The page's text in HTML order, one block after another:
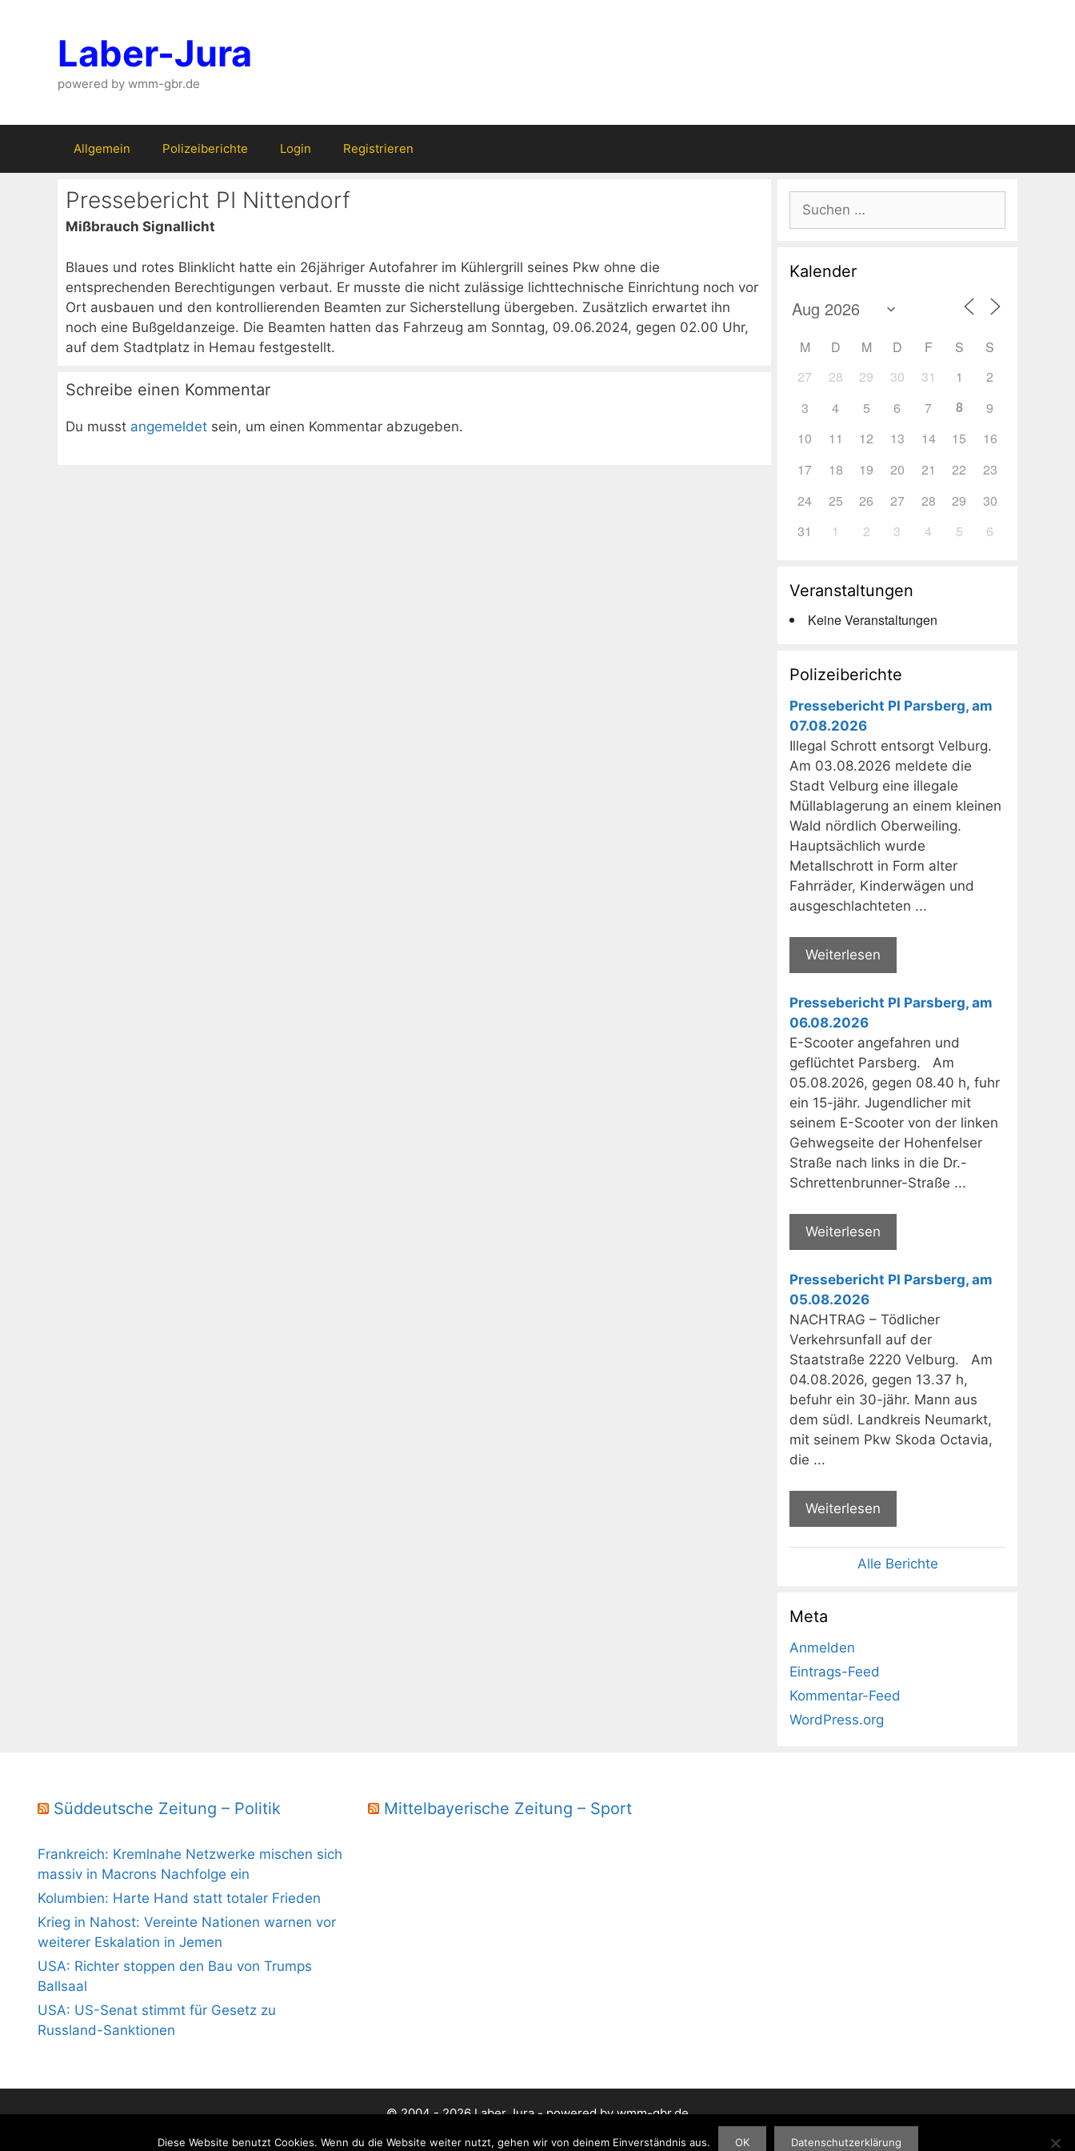
Laber-Jura
powered by wmm-gbr.de
Allgemein Polizeiberichte Login Registrieren
Pressebericht PI Nittendorf
Mißbrauch Signallicht
Blaues und rotes Blinklicht hatte ein 26jähriger Autofahrer im Kühlergrill seines Pkw ohne die
entsprechenden Berechtigungen verbaut. Er musste die nicht zulässige lichttechnische Einrichtung noch vor
Ort ausbauen und den kontrollierenden Beamten zur Sicherstellung übergeben. Zusätzlich erwartet ihn
noch eine Bußgeldanzeige. Die Beamten hatten das Fahrzeug am Sonntag, 09.06.2024, gegen 02.00 Uhr,
auf dem Stadtplatz in Hemau festgestellt.
Schreibe einen Kommentar
Du musst angemeldet sein, um einen Kommentar abzugeben.
Suchen
nach:
Kalender
M D M D F S
S
27
28 29 30 31 1
2
3
4 5 6 7 8
9
10
11 12 13 14 15
16
17
18 19 20 21 22
23
24
25 26 27 28 29
30
31
1 2 3 4 5 6
Veranstaltungen
Keine Veranstaltungen
Polizeiberichte
Pressebericht PI Parsberg, am
07.08.2026
Illegal Schrott entsorgt Velburg.
Am 03.08.2026 meldete die
Stadt Velburg eine illegale
Müllablagerung an einem kleinen
Wald nördlich Oberweiling.
Hauptsächlich wurde
Metallschrott in Form alter
Fahrräder, Kinderwägen und
ausgeschlachteten ...
Weiterlesen
Pressebericht PI Parsberg, am
06.08.2026
E-Scooter angefahren und
geflüchtet Parsberg. Am
05.08.2026, gegen 08.40 h, fuhr
ein 15-jähr. Jugendlicher mit
seinem E-Scooter von der linken
Gehwegseite der Hohenfelser
Straße nach links in die Dr.-
Schrettenbrunner-Straße ...
Weiterlesen
Pressebericht PI Parsberg, am
05.08.2026
NACHTRAG – Tödlicher
Verkehrsunfall auf der
Staatstraße 2220 Velburg. Am
04.08.2026, gegen 13.37 h,
befuhr ein 30-jähr. Mann aus
dem südl. Landkreis Neumarkt,
mit seinem Pkw Skoda Octavia,
die ...
Weiterlesen
Alle Berichte
Meta
Anmelden
Eintrags-Feed
Kommentar-Feed
WordPress.org
Süddeutsche Zeitung – Politik
Frankreich: Kremlnahe Netzwerke mischen sich
massiv in Macrons Nachfolge ein
Kolumbien: Harte Hand statt totaler Frieden
Krieg in Nahost: Vereinte Nationen warnen vor
weiterer Eskalation in Jemen
USA: Richter stoppen den Bau von Trumps
Ballsaal
USA: US-Senat stimmt für Gesetz zu
Russland-Sanktionen
Mittelbayerische Zeitung – Sport
© 2004 - 2026 Laber Jura - powered by wmm-gbr.de
Diese Website benutzt Cookies. Wenn du die Website weiter nutzt, gehen wir von deinem Einverständnis aus. OK Datenschutzerklärung